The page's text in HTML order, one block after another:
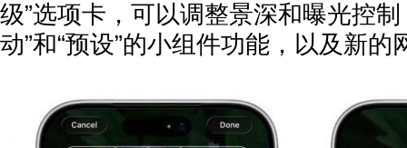
级”选项卡，可以调整景深和曝光控制
动”和“预设”的小组件功能，以及新